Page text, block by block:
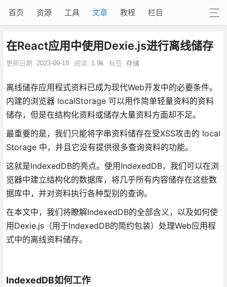
首页 资源 工具 文章 教程 栏目
在React应用中使用Dexie.js进行离线储存
更新日期: 2023-09-18 阅读: 1.9k 标签: 存储
离线储存应用程式资料已成为现代Web开发中的必要条件。
内建的浏览器 localStorage 可以用作简单轻量资料的资料
储存，但是在结构化资料或储存大量资料方面却不足。
最重要的是，我们只能将字串资料储存在受XSS攻击的 local
Storage 中，并且它没有提供很多查询资料的功能。
这就是IndexedDB的亮点。使用IndexedDB，我们可以在浏
览器中建立结构化的数据库，将几乎所有内容储存在这些数
据库中，并对资料执行各种型别的查询。
在本文中，我们将瞭解IndexedDB的全部含义，以及如何使
用Dexie.js（用于IndexedDB的简约包装）处理Web应用程
式中的离线资料储存。
IndexedDB如何工作